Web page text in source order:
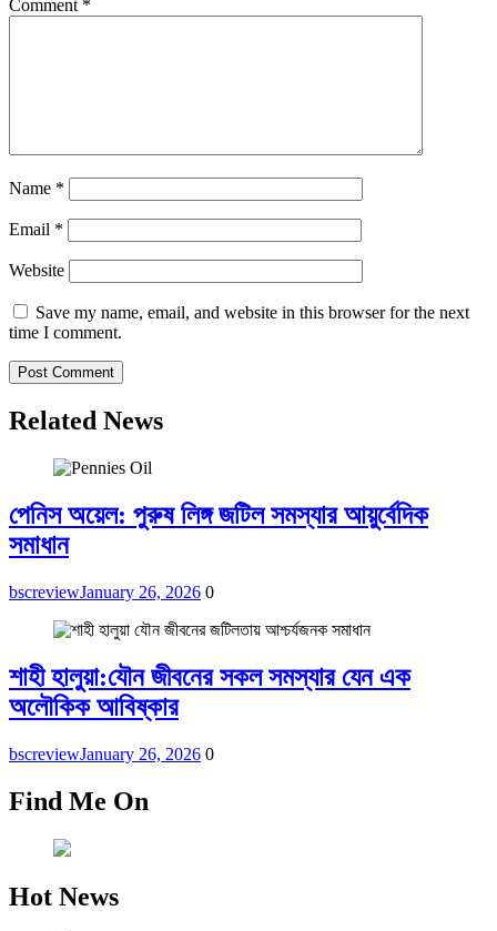
Comment *
Name *
Email *
Website
Save my name, email, and website in this browser for the next
time I comment.
Related News
পেনিস অয়েল: পুরুষ লিঙ্গ জটিল সমস্যার আয়ুর্বেদিক
সমাধান
bscreviewJanuary 26, 2026 0
শাহী হালুয়া:যৌন জীবনের সকল সমস্যার যেন এক
অলৌকিক আবিষ্কার
bscreviewJanuary 26, 2026 0
Find Me On
Hot News